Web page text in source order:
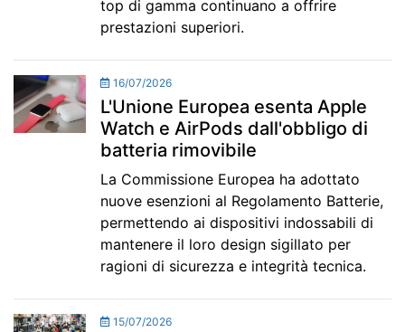
top di gamma continuano a offrire
prestazioni superiori.
16/07/2026
L'Unione Europea esenta Apple
Watch e AirPods dall'obbligo di
batteria rimovibile
La Commissione Europea ha adottato
nuove esenzioni al Regolamento Batterie,
permettendo ai dispositivi indossabili di
mantenere il loro design sigillato per
ragioni di sicurezza e integrità tecnica.
15/07/2026